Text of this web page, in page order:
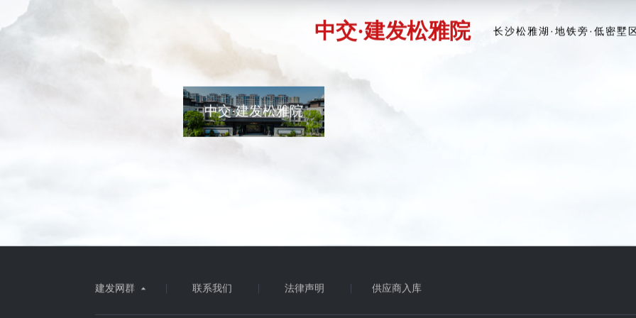
中交·建发松雅院 长沙松雅湖·地铁旁·低密墅
中交·建发松雅院
建发网群  联系我们 法律声明 供应商入库